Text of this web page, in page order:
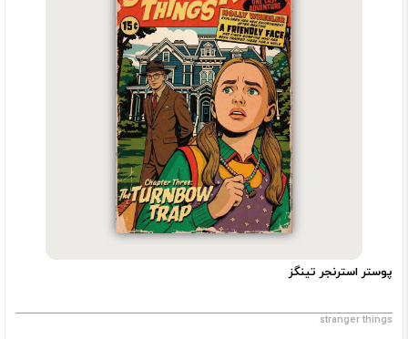
پوستر استرنجر تینگز
stranger things